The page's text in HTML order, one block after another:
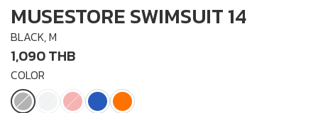
MUSESTORE SWIMSUIT 14
BLACK, M
1,090 THB
COLOR